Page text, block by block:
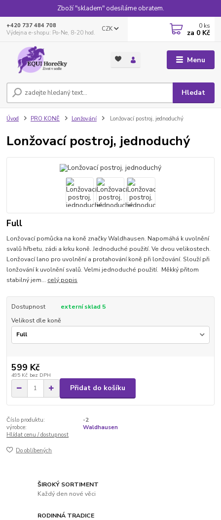
Zboží "skladem" odesíláme obratem.
Menu
CZK
Hledat
+420 737 484 708
Výdejna e-shopu: Po-Ne, 8-20 hod.
0 ks
za 0 Kč
Úvod PRO KONĚ Lonžování Lonžovací postroj, jednoduchý
Lonžovací postroj, jednoduchý
Full
Lonžovací pomůcka na koně značky Waldhausen. Napomáhá k uvolnění
svalů hřbetu, zádi a krku koně. Jednoduché použití. Ve dvou velikostech.
Lonžovací lano pro uvolnění a protahování koně při lonžování. Slouží při
lonžování k uvolnění svalů. Velmi jednoduché použití. Měkký přitom
stabilný jem... celý popis
Dostupnost
externí sklad 5
Velikost dle koně
599 Kč
495 Kč bez DPH
Přidat do košíku
Číslo produktu:
-2
výrobce:
Waldhausen
Hlídat cenu / dostupnost
Do oblíbených
ŠIROKÝ SORTIMENT
Každý den nové věci
RODINNÁ TRADICE